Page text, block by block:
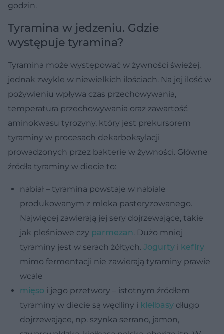
godzin.
Tyramina w jedzeniu. Gdzie
występuje tyramina?
Tyramina może występować w żywności świeżej,
jednak zwykle w niewielkich ilościach. Na jej ilość w
pożywieniu wpływa czas przechowywania,
temperatura przechowywania oraz zawartość
aminokwasu tyrozyny, który jest prekursorem
tyraminy w procesach dekarboksylacji
prowadzonych przez bakterie w żywności. Główne
źródła tyraminy w diecie to:
nabiał – tyramina powstaje w nabiale
produkowanym z mleka pasteryzowanego.
Najwięcej zawierają jej sery dojrzewające, takie
jak pleśniowe czy parmezan. Dużo mniej
tyraminy jest w serach żółtych. Jogurty i kefiry
mimo fermentacji nie zawierają tyraminy prawie
wcale
mięso i jego przetwory – istotnym źródłem
tyraminy w diecie są wędliny i kiełbasy długo
dojrzewające, np. szynka serrano, jamon,